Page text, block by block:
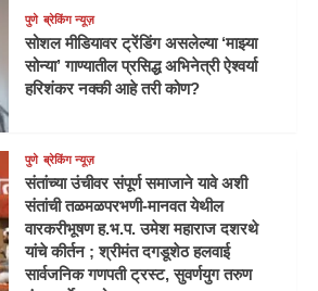
पुणे ब्रेकिंग न्यूज़
सोशल मीडियावर ट्रेंडिंग असलेल्या ‘माझ्या
सोन्या’ गाण्यातील प्रसिद्ध अभिनेत्री ऐश्वर्या
हरिशंकर नक्की आहे तरी कोण?
पुणे ब्रेकिंग न्यूज़
संतांच्या उंचीवर संपूर्ण समाजाने यावे अशी
संतांची तळमळपरभणी-मानवत येथील
वारकरीभूषण ह.भ.प. उमेश महाराज दशरथे
यांचे कीर्तन ; श्रीमंत दगडूशेठ हलवाई
सार्वजनिक गणपती ट्रस्ट, सुवर्णयुग तरुण